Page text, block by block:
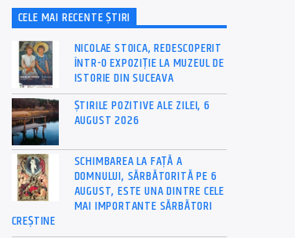
CELE MAI RECENTE ȘTIRI
NICOLAE STOICA, REDESCOPERIT
ÎNTR-O EXPOZIȚIE LA MUZEUL DE
ISTORIE DIN SUCEAVA
ȘTIRILE POZITIVE ALE ZILEI, 6
AUGUST 2026
SCHIMBAREA LA FAȚĂ A
DOMNULUI, SĂRBĂTORITĂ PE 6
AUGUST, ESTE UNA DINTRE CELE
MAI IMPORTANTE SĂRBĂTORI
CREȘTINE